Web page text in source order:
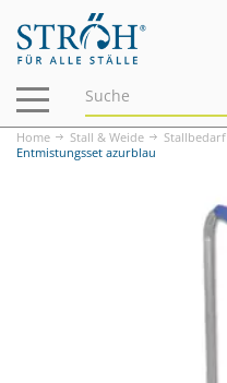
Navigation
ein-/ausblenden
Home Stall & Weide Stallbedarf
Entmistungsset azurblau